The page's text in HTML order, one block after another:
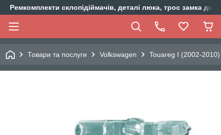
Ремкомплекти склопідіймачів, деталі люка, трос замка
Товари та послуги Volkswagen Touareg I (2002-2010)